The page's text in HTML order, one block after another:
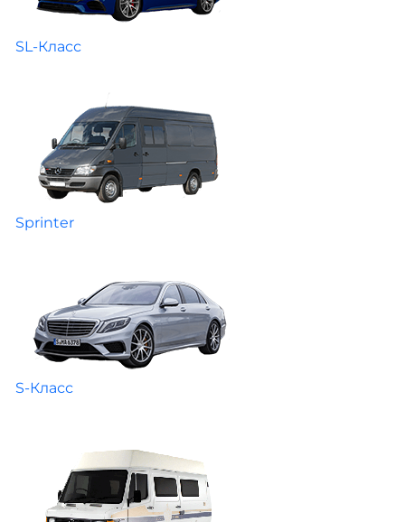
SL-Класс
Sprinter
S-Класс